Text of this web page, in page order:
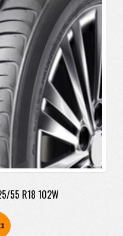
55 R18 102W